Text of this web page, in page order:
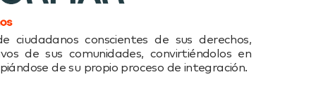
ciudadanos conscientes de sus derechos,
de sus comunidades, convirtiéndolos en
de su propio proceso de integración.